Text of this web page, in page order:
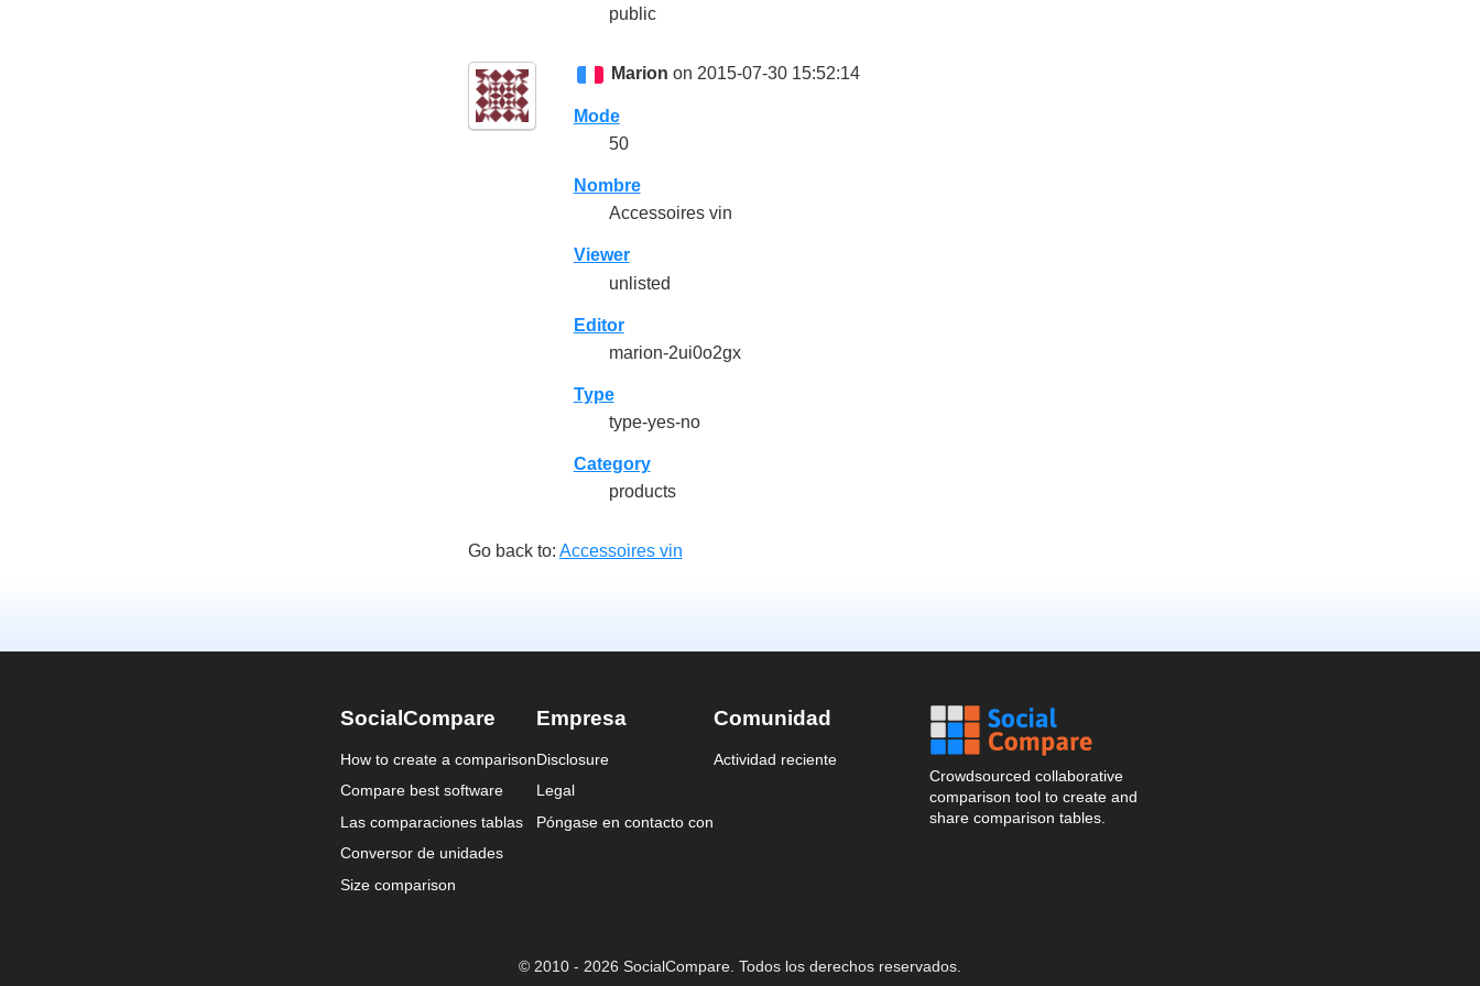
public
Marion on 2015-07-30 15:52:14
Mode
50
Nombre
Accessoires vin
Viewer
unlisted
Editor
marion-2ui0o2gx
Type
type-yes-no
Category
products
Go back to: Accessoires vin
SocialCompare
How to create a comparison
Compare best software
Las comparaciones tablas
Conversor de unidades
Size comparison
Empresa
Disclosure
Legal
Póngase en contacto con
Comunidad
Actividad reciente
Crowdsourced collaborative
comparison tool to create and
share comparison tables.
© 2010 - 2026 SocialCompare. Todos los derechos reservados.